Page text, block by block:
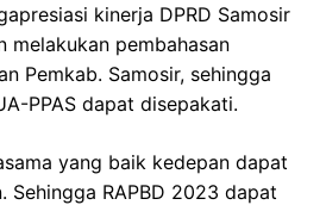
kinerja DPRD Samosir
melakukan pembahasan
Pemkab. Samosir, sehingga
PPAS dapat disepakati.
yang baik kedepan dapat
RAPBD 2023 dapat